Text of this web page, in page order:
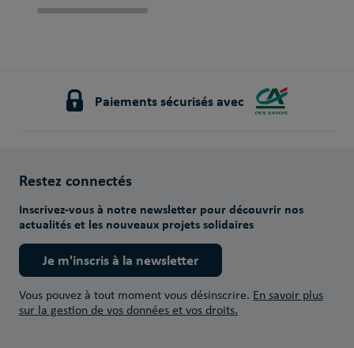
Paiements sécurisés avec
Restez connectés
Inscrivez-vous à notre newsletter pour découvrir nos
actualités et les nouveaux projets solidaires
Je m'inscris à la newsletter
Vous pouvez à tout moment vous désinscrire. En savoir plus
sur la gestion de vos données et vos droits.